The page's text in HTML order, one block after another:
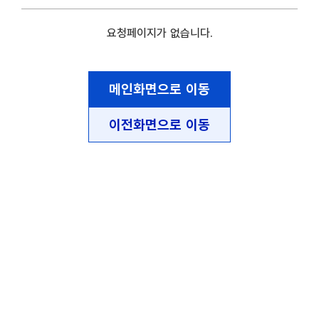
요청페이지가 없습니다.
메인화면으로 이동
이전화면으로 이동